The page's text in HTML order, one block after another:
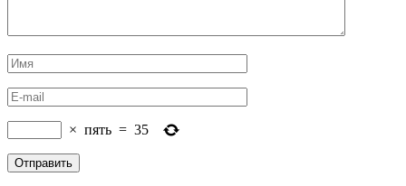
× пять = 35